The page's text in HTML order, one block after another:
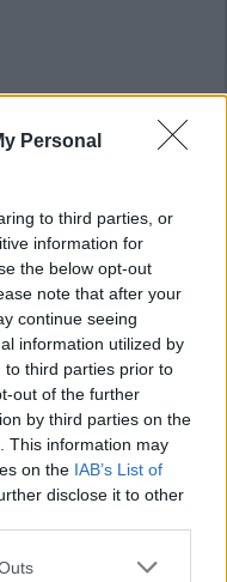
Personal
to third parties, or
information for
the below opt-out
note that after your
continue seeing
information utilized by
to third parties prior to
out of the further
by third parties on the
This information may
on the IAB’s List of
disclose it to other
one or more Google
bajnok Vámosi